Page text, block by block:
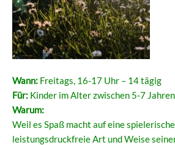
Wann: Freitags, 16-17 Uhr – 14 tägig
Für: Kinder im Alter zwischen 5-7 Jahren
Warum:
Weil es Spaß macht auf eine
leistungsdruckfreie Art und Weise